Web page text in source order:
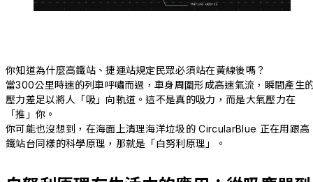
你知道為什麼高鐵站、捷運站規定民眾必須站在黃線後嗎？
當300公里時速的列車呼嘯而過，車身周圍形成高速氣流，瞬間產生
壓力差足以將人「吸」向軌道。這不是真的吸力，而是大氣壓力在
「推」你。
你可能也沒想到，在海面上清理海洋垃圾的 CircularBlue 正在用跟高
鐵站台同樣的科學原理，那就是「白努利原理」。